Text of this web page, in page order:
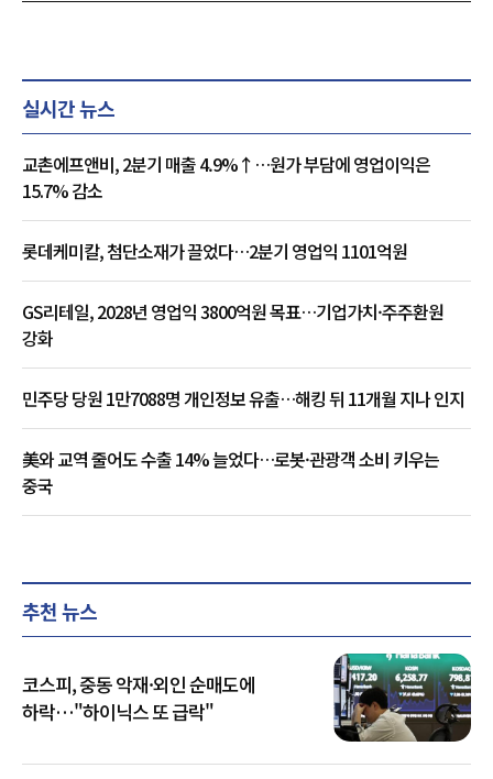
실시간 뉴스
교촌에프앤비, 2분기 매출 4.9%↑…원가 부담에 영업이익은
15.7% 감소
롯데케미칼, 첨단소재가 끌었다…2분기 영업익 1101억원
GS리테일, 2028년 영업익 3800억원 목표…기업가치·주주환원
강화
민주당 당원 1만7088명 개인정보 유출…해킹 뒤 11개월 지나 인지
美와 교역 줄어도 수출 14% 늘었다…로봇·관광객 소비 키우는
중국
추천 뉴스
코스피, 중동 악재·외인 순매도에
하락…"하이닉스 또 급락"